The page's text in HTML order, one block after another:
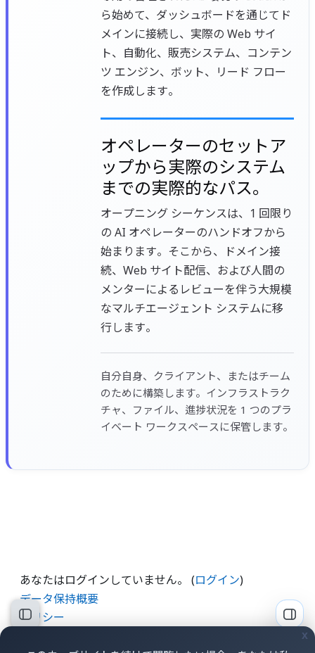
x
コースインデックスを開く ブロ
ら始めて、ダッシュボードを通じてド
メインに接続し、実際の Web サイ
ト、自動化、販売システム、コンテン
ツ エンジン、ボット、リード フロー
を作成します。
オペレーターのセットア
ップから実際のシステム
までの実際的なパス。
オープニング シーケンスは、1 回限り
の AI オペレーターのハンドオフから
始まります。そこから、ドメイン接
続、Web サイト配信、および人間の
メンターによるレビューを伴う大規模
なマルチエージェント システムに移
行します。
自分自身、クライアント、またはチーム
のために構築します。インフラストラク
チャ、ファイル、進捗状況を 1 つのプラ
イベート ワークスペースに保管します。
あなたはログインしていません。 (ログイン)
データ保持概要
ポリシー